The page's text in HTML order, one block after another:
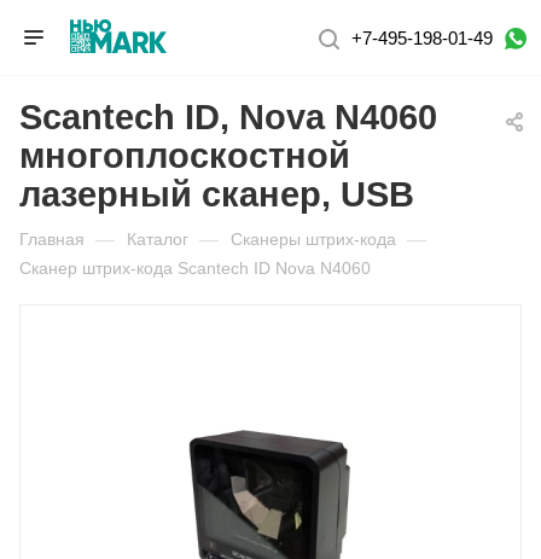
+7-495-198-01-49
Scantech ID, Nova N4060
многоплоскостной
лазерный сканер, USB
Главная — Каталог — Сканеры штрих-кода —
Сканер штрих-кода Scantech ID Nova N4060